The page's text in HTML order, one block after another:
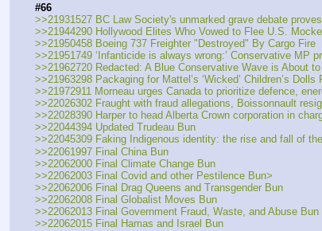
#66
>>21931527 BC Law Society's unmarked grave debate
>>21944290 Hollywood Elites Who Vowed to Flee U.S.
>>21950458 Boeing 737 Freighter "Destroyed" By Cargo Fire
>>21951749 ‘Infanticide is always wrong:’ Conservative
>>21962720 Redacted: A Blue Conservative Wave is About
>>21963298 Packaging for Mattel’s ‘Wicked’ Children’s
>>21972911 Morneau urges Canada to prioritize defence,
>>22026302 Fraught with fraud allegations, Boissonnault
>>22028390 Harper to head Alberta Crown corporation in
>>22044394 Updated Trudeau Bun
>>22045309 Faking Indigenous identity: the rise and fall of the
>>22061997 Final China Bun
>>22062000 Final Climate Change Bun
>>22062003 Final Covid and other Pestilence Bun>
>>22062006 Final Drag Queens and Transgender Bun
>>22062008 Final Globalist Moves Bun
>>22062013 Final Government Fraud, Waste, and Abuse Bun
>>22062015 Final Hamas and Israel Bun